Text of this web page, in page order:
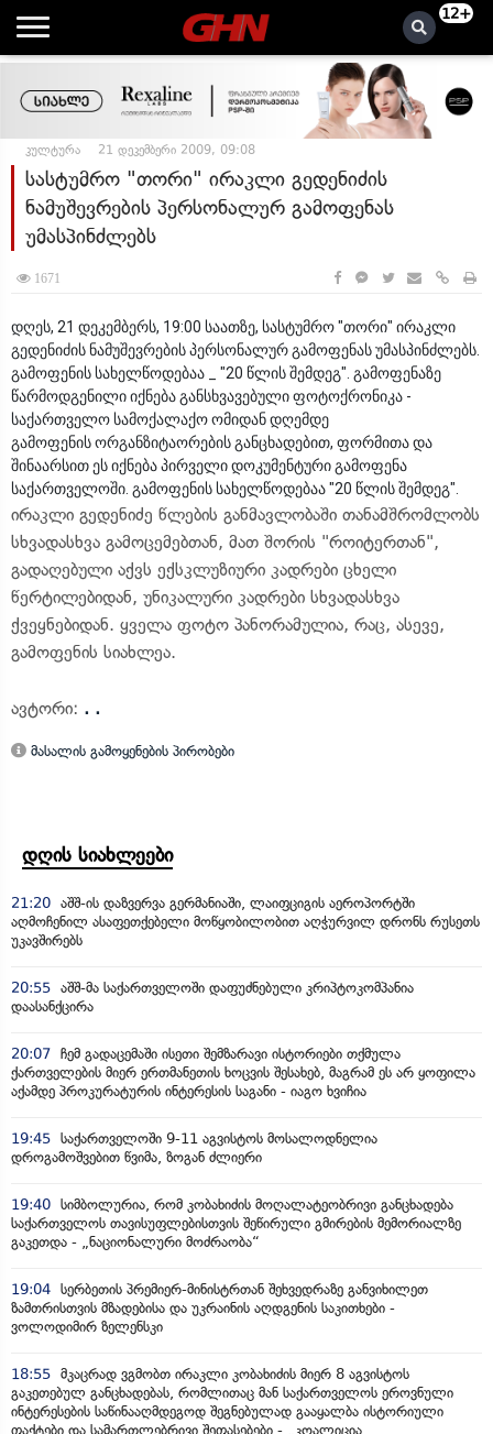
12+
კულტურა 21 დეკემბერი 2009, 09:08
სასტუმრო "თორი" ირაკლი გედენიძის
ნამუშევრების პერსონალურ გამოფენას
უმასპინძლებს
1671
დღეს, 21 დეკემბერს, 19:00 საათზე, სასტუმრო "თორი" ირაკლი
გედენიძის ნამუშევრების პერსონალურ გამოფენას უმასპინძლებს.
გამოფენის სახელწოდებაა _ "20 წლის შემდეგ". გამოფენაზე
წარმოდგენილი იქნება განსხვავებული ფოტოქრონიკა -
საქართველო სამოქალაქო ომიდან დღემდე
გამოფენის ორგანზიტაორების განცხადებით, ფორმითა და
შინაარსით ეს იქნება პირველი დოკუმენტური გამოფენა
საქართველოში. გამოფენის სახელწოდებაა "20 წლის შემდეგ".
ირაკლი გედენიძე წლების განმავლობაში თანამშრომლობს
სხვადასხვა გამოცემებთან, მათ შორის "როიტერთან",
გადაღებული აქვს ექსკლუზიური კადრები ცხელი
წერტილებიდან, უნიკალური კადრები სხვადასხვა
ქვეყნებიდან. ყველა ფოტო პანორამულია, რაც, ასევე,
გამოფენის სიახლეა.
ავტორი: . .
მასალის გამოყენების პირობები
დღის სიახლეები
21:20 აშშ-ის დაზვერვა გერმანიაში, ლაიფციგის აეროპორტში
აღმოჩენილ ასაფეთქებელი მოწყობილობით აღჭურვილ დრონს რუსეთს
უკავშირებს
20:55 აშშ-მა საქართველოში დაფუძნებული კრიპტოკომპანია
დაასანქცირა
20:07 ჩემ გადაცემაში ისეთი შემზარავი ისტორიები თქმულა
ქართველების მიერ ერთმანეთის ხოცვის შესახებ, მაგრამ ეს არ ყოფილა
აქამდე პროკურატურის ინტერესის საგანი - იაგო ხვიჩია
19:45 საქართველოში 9-11 აგვისტოს მოსალოდნელია
დროგამოშვებით წვიმა, ზოგან ძლიერი
19:40 სიმბოლურია, რომ კობახიძის მოღალატეობრივი განცხადება
საქართველოს თავისუფლებისთვის შეწირული გმირების მემორიალზე
გაკეთდა - „ნაციონალური მოძრაობა“
19:04 სერბეთის პრემიერ-მინისტრთან შეხვედრაზე განვიხილეთ
ზამთრისთვის მზადებისა და უკრაინის აღდგენის საკითხები -
ვოლოდიმირ ზელენსკი
18:55 მკაცრად ვგმობთ ირაკლი კობახიძის მიერ 8 აგვისტოს
გაკეთებულ განცხადებას, რომლითაც მან საქართველოს ეროვნული
ინტერესების საწინააღმდეგოდ შეგნებულად გააყალბა ისტორიული
ფაქტები და სამართლებრივი შეფასებები - „კოალიცია